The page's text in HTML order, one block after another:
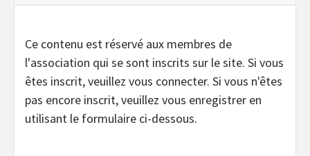
Ce contenu est réservé aux membres de
l'association qui se sont inscrits sur le site. Si vous
êtes inscrit, veuillez vous connecter. Si vous n'êtes
pas encore inscrit, veuillez vous enregistrer en
utilisant le formulaire ci-dessous.